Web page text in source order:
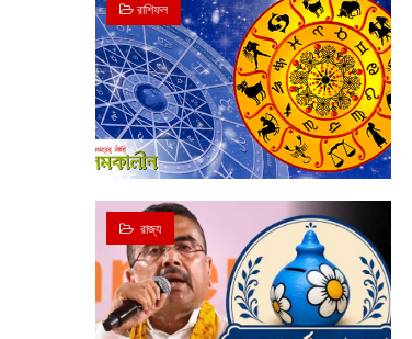
রাশিফল
‌ রাজ্য